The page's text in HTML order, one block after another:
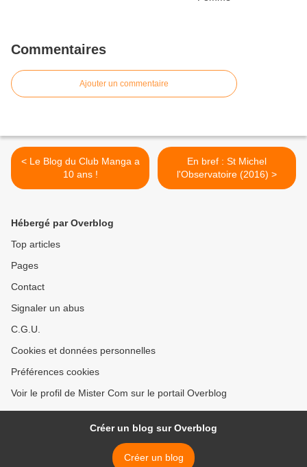
Commentaires
Ajouter un commentaire
< Le Blog du Club Manga a
10 ans !
En bref : St Michel
l'Observatoire (2016) >
Hébergé par Overblog
Top articles
Pages
Contact
Signaler un abus
C.G.U.
Cookies et données personnelles
Préférences cookies
Voir le profil de Mister Com sur le portail Overblog
Créer un blog sur Overblog
Créer un blog